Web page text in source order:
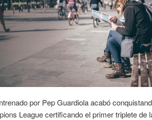
por Pep Guardiola acabó
League certificando el primer triplete de